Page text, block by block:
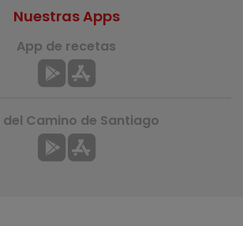
Nuestras Apps
App de recetas
del Camino de Santiago